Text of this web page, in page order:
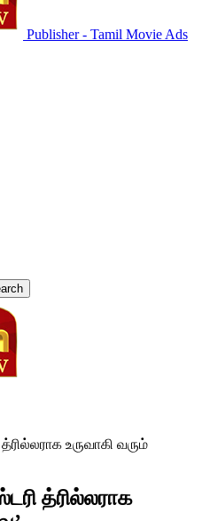
Publisher - Tamil Movie Ads
த்ரில்லராக உருவாகி வரும்
த்ரில்லராக